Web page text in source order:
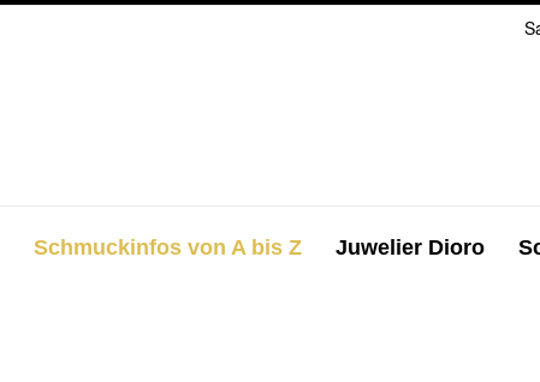
Schmuckinfos von A bis Z Juwelier Dioro